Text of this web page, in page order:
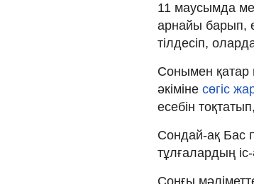
11 маусымда
арнайы барып,
тілдесіп,
Сонымен қатар
әкіміне сөгіс
есебін
Сондай-ақ Бас
тұлғалардың